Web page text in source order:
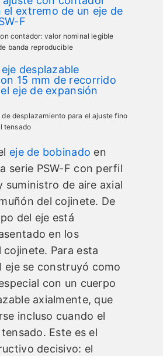
contador: valor nominal legible
banda reproducible
de desplazamiento para el ajuste fino
tensado
eje de bobinado en
serie PSW-F con perfil
suministro de aire axial
del cojinete. De
del eje está
en los
cojinete. Para esta
eje se construyó como
con un cuerpo
axialmente, que
incluso cuando el
Este es el
decisivo: el